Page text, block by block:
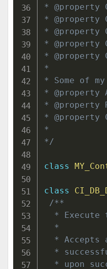
* @property
*
* @property
* @property
* @property
*
* Some of
* @property
* @property
* @property
*
*/
class
class
/**
* Execute
  *
* Accepts
*
* upon